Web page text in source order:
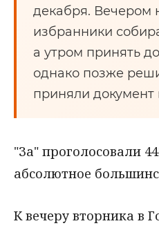
декабря. Вечером
избранники
а утром принять
однако позже
приняли документ
"За" проголосовали
абсолютное
К вечеру вторника в